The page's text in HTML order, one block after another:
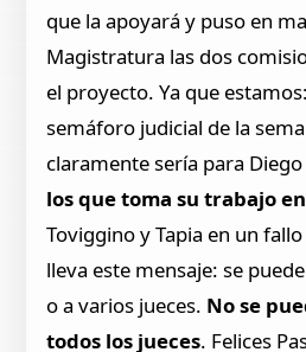
que la apoyará y puso en
Magistratura las dos
el proyecto. Ya que
semáforo judicial de la
claramente sería para
los que toma su trabajo
Toviggino y Tapia en un
lleva este mensaje: se
o a varios jueces. No se
todos los jueces. Felices